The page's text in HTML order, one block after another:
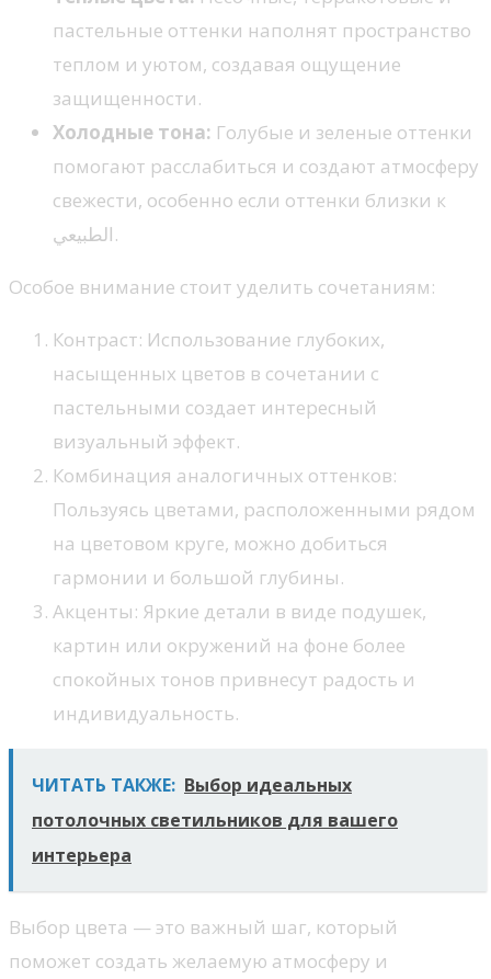
пастельные оттенки наполнят пространство
теплом и уютом, создавая ощущение
защищенности.
Холодные тона: Голубые и зеленые оттенки
помогают расслабиться и создают атмосферу
свежести, особенно если оттенки близки к
الطبيعي.
Особое внимание стоит уделить сочетаниям:
Контраст: Использование глубоких,
насыщенных цветов в сочетании с
пастельными создает интересный
визуальный эффект.
Комбинация аналогичных оттенков:
Пользуясь цветами, расположенными рядом
на цветовом круге, можно добиться
гармонии и большой глубины.
Акценты: Яркие детали в виде подушек,
картин или окружений на фоне более
спокойных тонов привнесут радость и
индивидуальность.
ЧИТАТЬ ТАКЖЕ: Выбор идеальных
потолочных светильников для вашего
интерьера
Выбор цвета — это важный шаг, который
поможет создать желаемую атмосферу и